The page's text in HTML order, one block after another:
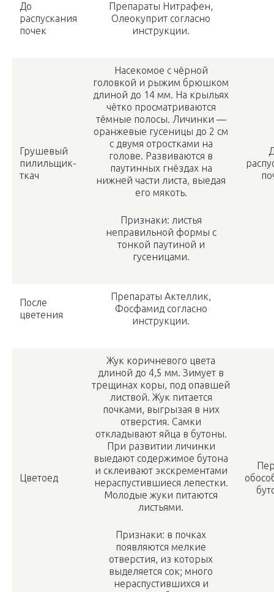
До
распускания
почек
Препараты Нитрафен,
Олеокуприт согласно
инструкции.
Грушевый
пилильщик-
ткач
Насекомое с чёрной
головкой и рыжим брюшком
длиной до 14 мм. На крыльях
чётко просматриваются
тёмные полосы. Личинки —
оранжевые гусеницы до 2 см
с двумя отростками на
голове. Развиваются в
паутинных гнёздах на
нижней части листа, выедая
его мякоть.
Признаки: листья
неправильной формы с
тонкой паутиной и
гусеницами.
После
цветения
Препараты Актеллик,
Фосфамид согласно
инструкции.
Цветоед
Жук коричневого цвета
длиной до 4,5 мм. Зимует в
трещинах коры, под опавшей
листвой. Жук питается
почками, выгрызая в них
отверстия. Самки
откладывают яйца в бутоны.
При развитии личинки
выедают содержимое бутона
и склеивают экскрементами
нераспустившиеся лепестки.
Молодые жуки питаются
листьями.
Признаки: в почках
появляются мелкие
отверстия, из которых
выделяется сок; много
нераспустившихся и